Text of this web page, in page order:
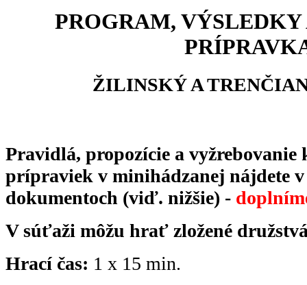
PROGRAM,
ŽILINSKÝ A
Pravidlá, propozície a vyžrebovanie
prípraviek v minihádzanej nájdete
dokumentoch (viď. nižšie) -
V súťaži môžu hrať zložené
Hrací čas: 1 x 15 min.